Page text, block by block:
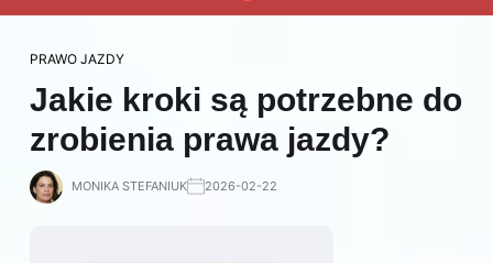
PRAWO JAZDY
Jakie kroki są potrzebne do
zrobienia prawa jazdy?
MONIKA STEFANIUK 2026-02-22